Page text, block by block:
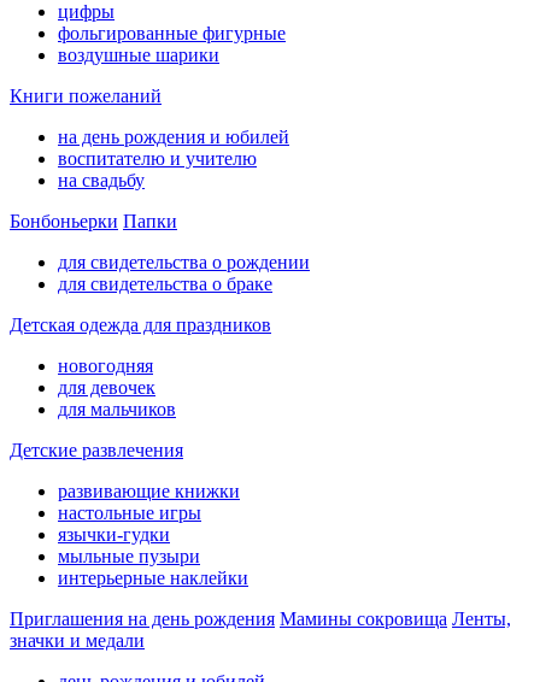
цифры
фольгированные фигурные
воздушные шарики
Книги пожеланий
на день рождения и юбилей
воспитателю и учителю
на свадьбу
Бонбоньерки Папки
для свидетельства о рождении
для свидетельства о браке
Детская одежда для праздников
новогодняя
для девочек
для мальчиков
Детские развлечения
развивающие книжки
настольные игры
язычки-гудки
мыльные пузыри
интерьерные наклейки
Приглашения на день рождения Мамины сокровища Ленты,
значки и медали